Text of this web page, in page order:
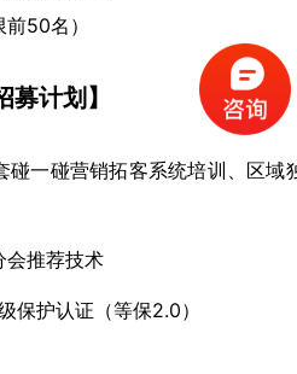
码观看课程）
50名）
募计划】
碰一碰营销拓客系统培训、区
保护认证（等保2.0）